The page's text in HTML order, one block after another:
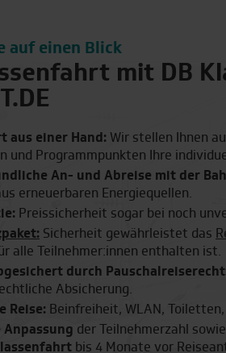
mit DB
auf einen Blick
aus einer Hand: Wir stellen Ihnen
und Programmpunkten Ihre
An- und Abreise mit der
erneuerbaren Energiequellen.
Preissicherheit sogar bei noch
Sicherheit gewährleistet das
alle Teilnehmer:innen enthalten ist.
durch
Absicherung.
Reise: Beinfreiheit, WLAN,
der Teilnehmerzahl sowie
bis 4 Monate vor
Einen kleinen